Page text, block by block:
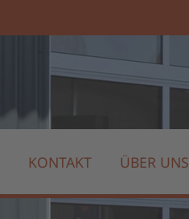
KONTAKT ÜBER UNS